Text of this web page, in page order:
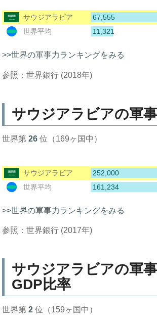
サウジアラビア
67,555
世界平均
11,321
>>世界の軍事力ランキングをみる
参照：世界銀行 (2018年)
サウジアラビアの軍
世界第26 位（169ヶ国中）
サウジアラビア
252,000
世界平均
161,234
>>世界の軍事力ランキングをみる
参照：世界銀行 (2017年)
サウジアラビアの軍
GDP比率
世界第2 位（159ヶ国中）